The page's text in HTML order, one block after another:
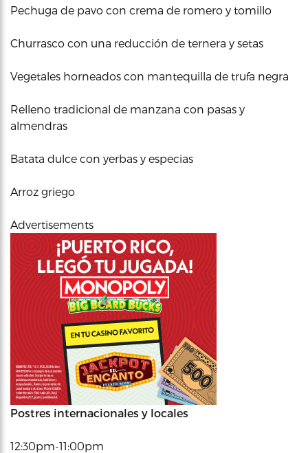
Pechuga de pavo con crema de romero y tomillo
Churrasco con una reducción de ternera y setas
Vegetales horneados con mantequilla de trufa negra
Relleno tradicional de manzana con pasas y
almendras
Batata dulce con yerbas y especias
Arroz griego
Advertisements
Postres internacionales y locales
12:30pm-11:00pm